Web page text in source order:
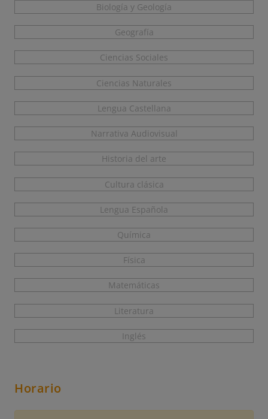
Biología y Geología
Geografía
Ciencias Sociales
Ciencias Naturales
Lengua Castellana
Narrativa Audiovisual
Historia del arte
Cultura clásica
Lengua Española
Química
Física
Matemáticas
Literatura
Inglés
Horario